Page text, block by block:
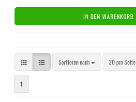
IN DEN WARENKORB
Sortieren nach
Sortieren nach 20 pro Seite
pro Seite
1